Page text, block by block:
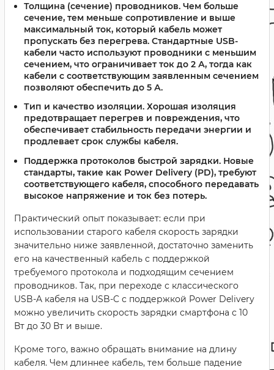
Толщина (сечение) проводников. Чем больше
сечение, тем меньше сопротивление и выше
максимальный ток, который кабель может
пропускать без перегрева. Стандартные USB-
кабели часто используют проводники с меньшим
сечением, что ограничивает ток до 2 А, тогда как
кабели с соответствующим заявленным сечением
позволяют обеспечить до 5 А.
Тип и качество изоляции. Хорошая изоляция
предотвращает перегрев и повреждения, что
обеспечивает стабильность передачи энергии и
продлевает срок службы кабеля.
Поддержка протоколов быстрой зарядки. Новые
стандарты, такие как Power Delivery (PD), требуют
соответствующего кабеля, способного передавать
высокое напряжение и ток без потерь.
Практический опыт показывает: если при
использовании старого кабеля скорость зарядки
значительно ниже заявленной, достаточно заменить
его на качественный кабель с поддержкой
требуемого протокола и подходящим сечением
проводников. Так, при переходе с классического
USB-A кабеля на USB-C с поддержкой Power Delivery
можно увеличить скорость зарядки смартфона с 10
Вт до 30 Вт и выше.
Кроме того, важно обращать внимание на длину
кабеля. Чем длиннее кабель, тем больше падение